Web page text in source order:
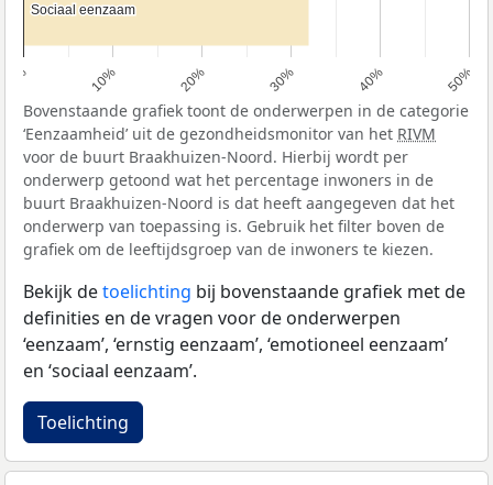
0% 10% 20% 30% 40% 50%
Sociaal eenzaam
Sociaal eenzaam
Bovenstaande grafiek toont de onderwerpen in de categorie
‘Eenzaamheid’ uit de gezondheidsmonitor van het RIVM
voor de buurt Braakhuizen-Noord. Hierbij wordt per
onderwerp getoond wat het percentage inwoners in de
buurt Braakhuizen-Noord is dat heeft aangegeven dat het
onderwerp van toepassing is. Gebruik het filter boven de
grafiek om de leeftijdsgroep van de inwoners te kiezen.
Bekijk detoelichting bij bovenstaande grafiek met de
definities en de vragen voor de onderwerpen
‘eenzaam’, ‘ernstig eenzaam’, ‘emotioneel eenzaam’
en ‘sociaal eenzaam’.
Toelichting